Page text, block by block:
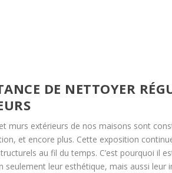
DE NETTOYER
murs extérieurs de nos maisons sont
et encore plus. Cette exposition
au fil du temps. C’est pourquoi il
seulement leur esthétique, mais aussi